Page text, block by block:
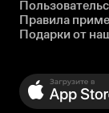
Правила
Подарки от